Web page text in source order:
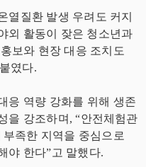
열질환 발생 우려도 커지
외 활동이 잦은 청소년과
보와 현장 대응 조치도
였다.
응 역량 강화를 위해 생존
을 강조하며, “안전체험관
족한 지역을 중심으로
야 한다”고 말했다.